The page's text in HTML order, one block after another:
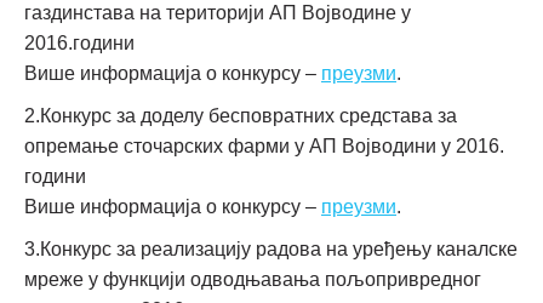
газдинстава на територији АП Војводине у
2016.години
Више информација о конкурсу – преузми.
2.Конкурс за доделу бесповратних средстава за
опремање сточарских фарми у АП Војводини у 2016.
години
Више информација о конкурсу – преузми.
3.Конкурс за реализацију радова на уређењу каналске
мреже у функцији одводњавања пољопривредног